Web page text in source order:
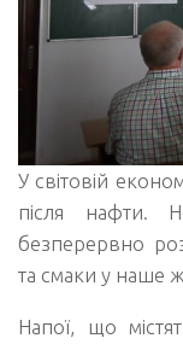
У світовій
після нафти.
безперервно
та смаки у наше
Напої, що